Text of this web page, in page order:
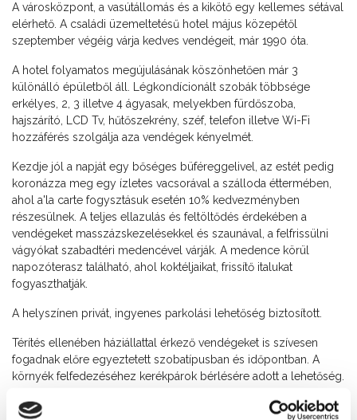
A városközpont, a vasútállomás és a kikötő egy kellemes sétával
elérhető. A családi üzemeltetésű hotel május közepétől
szeptember végéig várja kedves vendégeit, már 1990 óta.
A hotel folyamatos megújulásának köszönhetően már 3
különálló épületből áll. Légkondícionált szobák többsége
erkélyes, 2, 3 illetve 4 ágyasak, melyekben fürdőszoba,
hajszárító, LCD Tv, hűtőszekrény, széf, telefon illetve Wi-Fi
hozzáférés szolgálja aza vendégek kényelmét.
Kezdje jól a napját egy bőséges büféreggelivel, az estét pedig
koronázza meg egy ízletes vacsorával a szálloda éttermében,
ahol a'la carte fogysztásuk esetén 10% kedvezményben
részesülnek. A teljes ellazulás és feltöltődés érdekében a
vendégeket masszázskezelésekkel és szaunával, a felfrissülni
vágyókat szabadtéri medencével várják. A medence körül
napozóterasz található, ahol koktéljaikat, frissítő italukat
fogyaszthatják.
A helyszínen privát, ingyenes parkolási lehetőség biztosított.
Térítés ellenében háziállattal érkező vendégeket is szívesen
fogadnak előre egyeztetett szobatípusban és időpontban. A
környék felfedezéséhez kerékpárok bérlésére adott a lehetőség.
Szép kártyával történő fizetés lehetséges.